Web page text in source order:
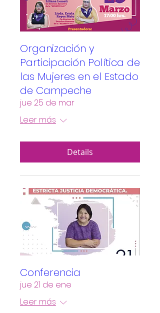
Organización y
Participación Política de
las Mujeres en el Estado
de Campeche
jue 25 de mar
Leer más
Details
Conferencia
jue 21 de ene
Leer más